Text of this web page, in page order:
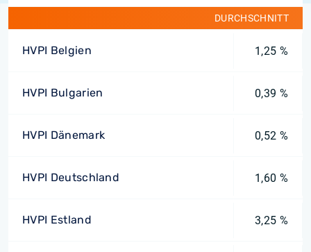
DURCHSCHNITT
HVPI Belgien 1,25 %
HVPI Bulgarien 0,39 %
HVPI Dänemark 0,52 %
HVPI Deutschland 1,60 %
HVPI Estland 3,25 %